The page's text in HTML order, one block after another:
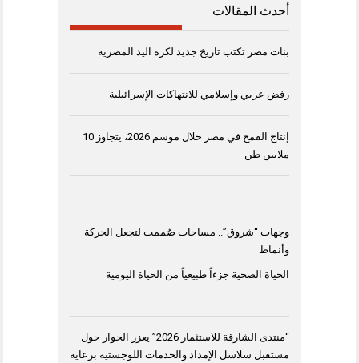
أحدث المقالات
بنات مصر تكتب تاريخ جديد لكرة اليد المصرية
رفض عربي وإسلامي للانتهاكات الإسرائيلية
إنتاج القمح في مصر خلال موسم 2026، يتجاوز 10
ملايين طن
وجهات “شروق”.. مساحات صُممت لتجعل الحركة
وأنماط
الحياة الصحية جزءاً طبيعياً من الحياة اليومية
“منتدى الشارقة للاستثمار 2026” يعزز الحوار حول
مستقبل سلاسل الإمداد والخدمات اللوجستية برعاية